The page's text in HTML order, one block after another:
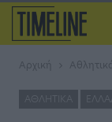
Αρχική Αθλητικά
ΑΘΛΗΤΙΚΆ